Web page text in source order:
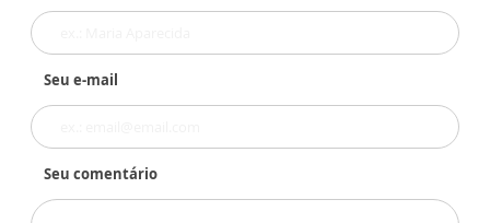
Seu e-mail
Seu comentário